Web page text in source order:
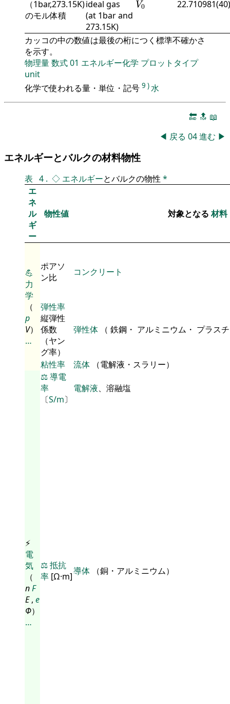
（1bar,273.15K)
のモル体積
ideal gas
(at 1bar and
273.15K)
V0 22.710981(40)
カッコの中の数値は最後の桁につく標準不確かさ
を示す。
物理量数式01 エネルギー化学 プロットタイプ
unit
化学で使われる量・単位・記号 9 )水
🔚 🔝 📖
◀ 戻る 04進む ▶
エネルギーとバルクの材料物性
表 4 . ◇ エネルギーとバルクの物性 *
エ
ネ
ル
ギ
ー
物性値 対象となる材料
💪
力
学
（
p
V）
…
ポアソ
ン比
コンクリート
弾性率
縦弾性
係数
（ヤン
グ率）
弾性体 （ 鉄鋼・ アルミニウム・ プラス
粘性率 流体 （電解液・スラリー）
⚡
電
気
（
nF
E, e
Φ）
…
⚖️導電
率
〔S/m〕
電解液、溶融塩
⚖️抵抗
率 [Ω·m]導体 （銅・アルミニウム）